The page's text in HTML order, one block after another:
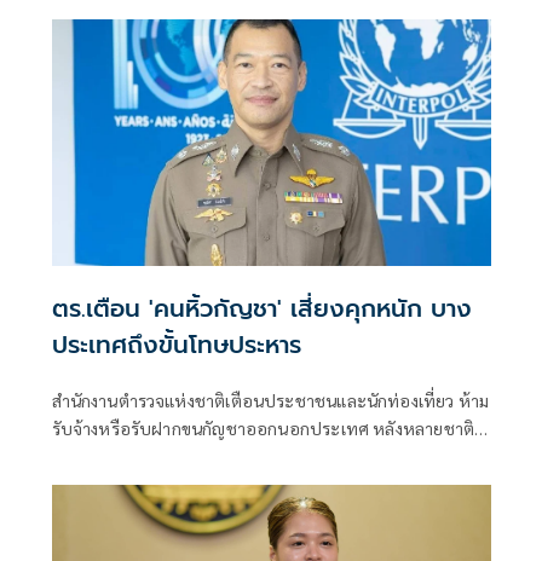
อาหรับเอมิเรตส์ เมื่อวันที่ 8 กรกฎาคมที่ผ่านมา โดยมีนายชาครี
ย์นรทิพย์ เสวิกุล กงสุลใหญ่ เมืองดูไบ สหรัฐอาหรับเอมิเรตส์
เพื่อสื่อสารภาพลักษณ์ประเทศไทยในฐานะจุดหมายปลายทาง
คุณภาพที่ตอบโจทย์การเดินทางยุคใหม่
ตร.เตือน 'คนหิ้วกัญชา' เสี่ยงคุกหนัก บาง
ประเทศถึงขั้นโทษประหาร
สำนักงานตำรวจแห่งชาติเตือนประชาชนและนักท่องเที่ยว ห้าม
รับจ้างหรือรับฝากขนกัญชาออกนอกประเทศ หลังหลายชาติ